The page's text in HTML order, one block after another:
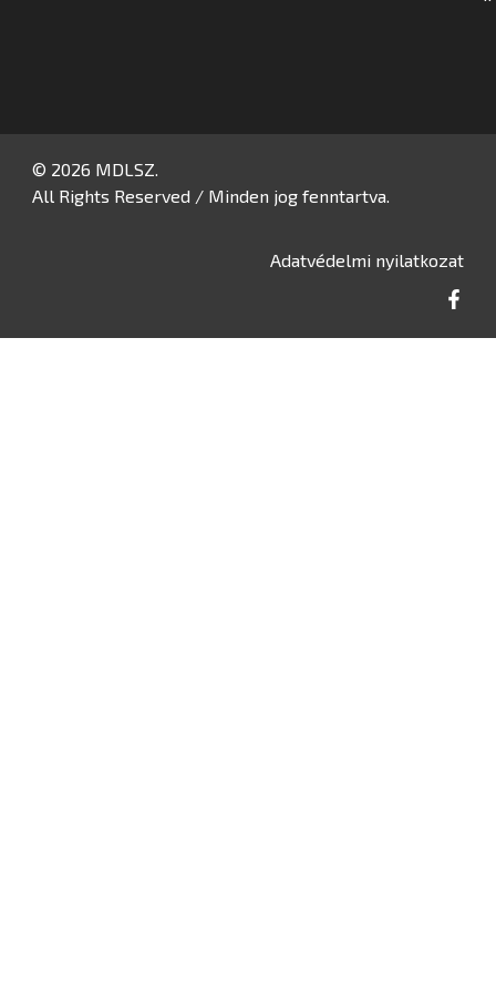
© 2026 MDLSZ.
All Rights Reserved / Minden jog fenntartva.
Adatvédelmi nyilatkozat